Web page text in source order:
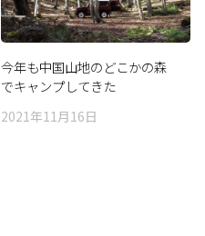
今年も中国山地のどこかの森
でキャンプしてきた
2021年11月16日